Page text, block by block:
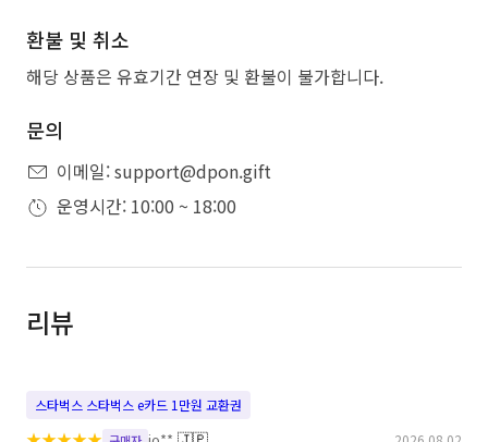
환불 및 취소
해당 상품은 유효기간 연장 및 환불이 불가합니다.
문의
이메일: support@dpon.gift
운영시간: 10:00 ~ 18:00
리뷰
스타벅스 스타벅스 e카드 1만원 교환권